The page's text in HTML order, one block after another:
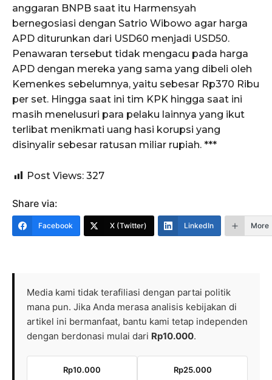
anggaran BNPB saat itu Harmensyah
bernegosiasi dengan Satrio Wibowo agar harga
APD diturunkan dari USD60 menjadi USD50.
Penawaran tersebut tidak mengacu pada harga
APD dengan mereka yang sama yang dibeli oleh
Kemenkes sebelumnya, yaitu sebesar Rp370 Ribu
per set. Hingga saat ini tim KPK hingga saat ini
masih menelusuri para pelaku lainnya yang ikut
terlibat menikmati uang hasi korupsi yang
disinyalir sebesar ratusan miliar rupiah. ***
Post Views: 327
Share via:
Facebook X (Twitter) LinkedIn More
Media kami tidak terafiliasi dengan partai politik
mana pun. Jika Anda merasa analisis kebijakan di
artikel ini bermanfaat, bantu kami tetap independen
dengan berdonasi mulai dari Rp10.000.
Rp10.000 Rp25.000